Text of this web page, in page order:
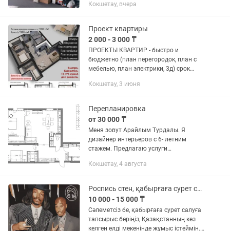
офисов, стен школ и детских садов и в
Кокшетау, вчера
Проект квартиры
2 000 - 3 000 ₸
ПРОЕКТЫ КВАРТИР - быстро и
бюджетно (план перегородок, план с
мебелью, план электрики, 3д) срок
Разрабатываем пока не придем к
полноценное...
Кокшетау, 3 июня
Перепланировка
от 30 000 ₸
Меня зовут Арайлым Турдалы. Я
дизайнер интерьеров с 6- летним
стажем. Предлагаю услуги
расстановкой мебели». Учитывая
Кокшетау, 4 августа
Роспись стен, қабырғаға сурет салу
10 000 - 15 000 ₸
Сәлеметсіз бе, қабырғаға сурет салуға
тапсырыс беріңіз, Қазақстанның кез
келген елді мекенінде жұмыс істеймін.